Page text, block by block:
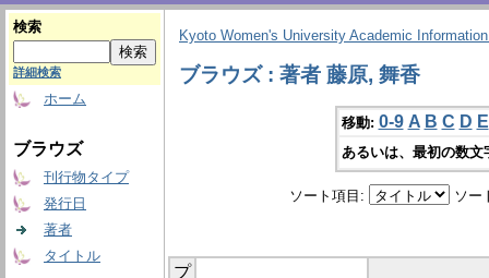
検索
詳細検索
ホーム
ブラウズ
刊行物タイプ
発行日
著者
タイトル
Kyoto Women's University Academic
ブラウズ : 著者 藤原, 舞香
移動: 0-9 A B C D E
あるいは、最初の数
ソート項目: ソー
プ